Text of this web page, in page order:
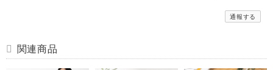
通報する
関連商品